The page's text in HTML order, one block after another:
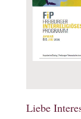
Liebe